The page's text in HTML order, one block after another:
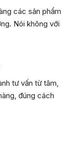
các sản phẩm
Nói không với
tư vấn từ tâm,
đúng cách